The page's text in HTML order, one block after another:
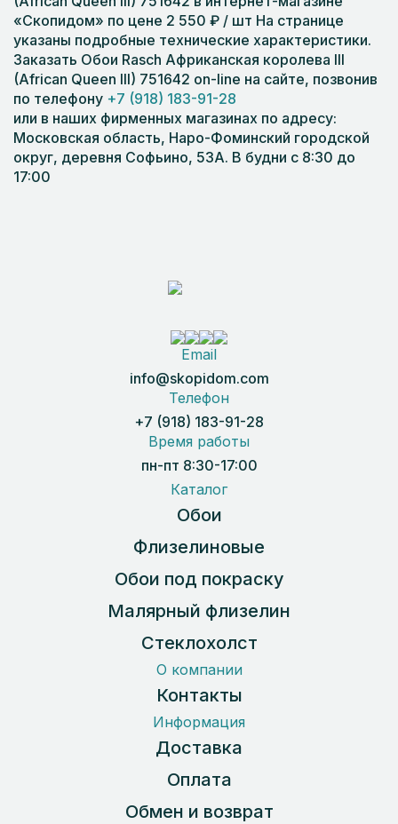
«Скопидом» по цене 2 550 ₽ / шт На странице
указаны подробные технические характеристики.
Заказать Обои Rasch Африканская королева III
(African Queen III) 751642 on-line на сайте, позвонив
по телефону +7 (918) 183-91-28
или в наших фирменных магазинах по адресу:
Московская область, Наро-Фоминский городской
округ, деревня Софьино, 53А. В будни с 8:30 до
17:00
Email
info@skopidom.com
Телефон
+7 (918) 183-91-28
Время работы
пн-пт 8:30-17:00
Каталог
Обои
Флизелиновые
Обои под покраску
Малярный флизелин
Стеклохолст
О компании
Контакты
Информация
Доставка
Оплата
Обмен и возврат